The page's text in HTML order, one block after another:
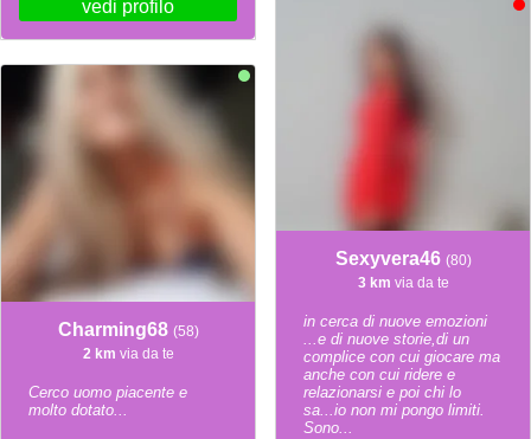
vedi profilo
Charming68 (58)
2 km via da te
Cerco uomo piacente e
molto dotato...
Sexyvera46 (80)
3 km via da te
in cerca di nuove emozioni
...e di nuove storie,di un
complice con cui giocare ma
anche con cui ridere e
relazionarsi e poi chi lo
sa...io non mi pongo limiti.
Sono...